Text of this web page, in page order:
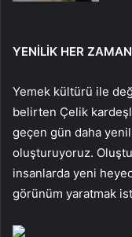
YENİLİK HER
Yemek kültürü ile
belirten Çelik
geçen gün daha
oluşturuyoruz.
insanlarda yeni
görünüm yaratmak